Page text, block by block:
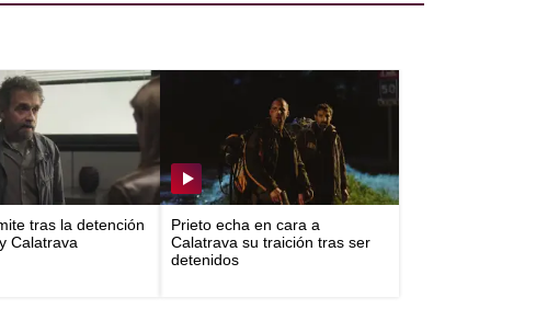
tras la detención
Calatrava
Prieto echa en cara a
Calatrava su traición tras ser
detenidos